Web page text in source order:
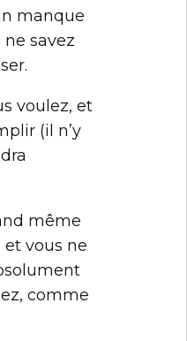
manque
savez
voulez, et
(il n’y
même
vous ne
comme